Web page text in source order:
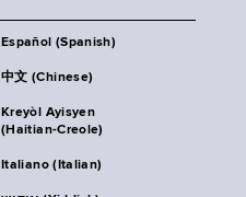
Español (Spanish)
中文 (Chinese)
Kreyòl Ayisyen
(Haitian-Creole)
Italiano (Italian)